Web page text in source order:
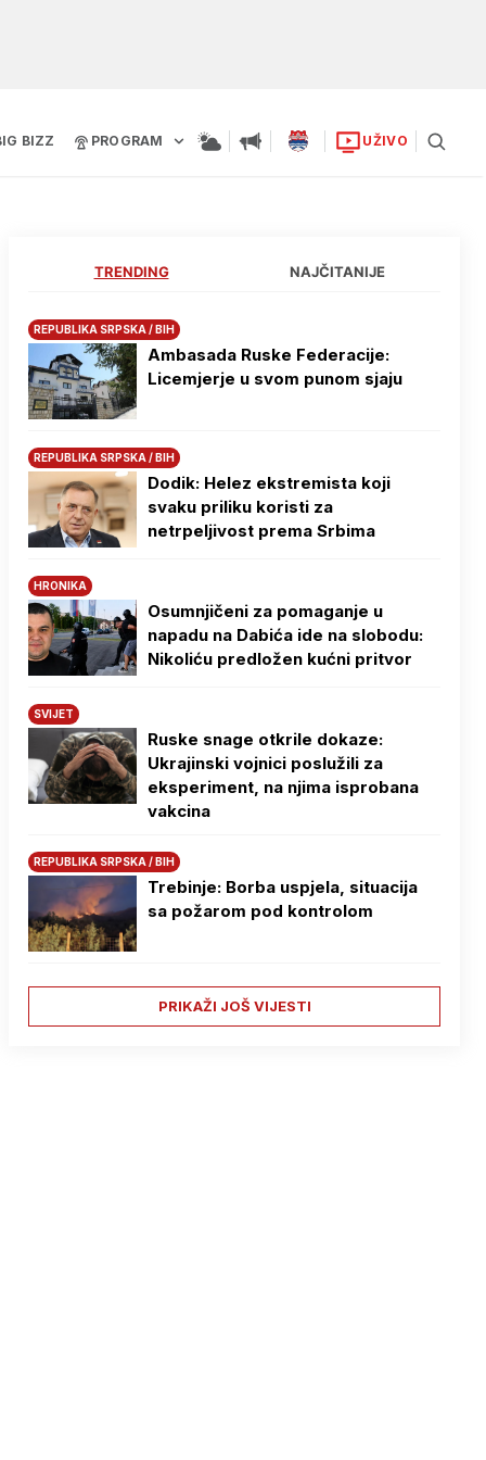
BIZZ PROGRAM UŽIVO
TRENDING NAJČITANIJE
REPUBLIKA SRPSKA / BIH
Ambasada Ruske Federacije:
Licemjerje u svom punom sjaju
REPUBLIKA SRPSKA / BIH
Dodik: Helez ekstremista koji
svaku priliku koristi za
netrpeljivost prema Srbima
HRONIKA
Osumnjičeni za pomaganje u
napadu na Dabića ide na slobodu:
Nikoliću predložen kućni pritvor
SVIJET
Ruske snage otkrile dokaze:
Ukrajinski vojnici poslužili za
eksperiment, na njima isprobana
vakcina
REPUBLIKA SRPSKA / BIH
Trebinje: Borba uspjela, situacija
sa požarom pod kontrolom
PRIKAŽI JOŠ VIJESTI